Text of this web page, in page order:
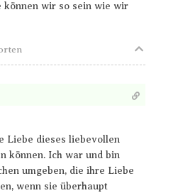
können wir so sein wie wir
Liebe dieses liebevollen
können. Ich war und bin
umgeben, die ihre Liebe
wenn sie überhaupt